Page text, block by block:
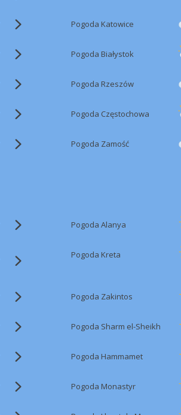
Pogoda Katowice
Pogoda Białystok
Pogoda Rzeszów
Pogoda Częstochowa
Pogoda Zamość
Pogoda Alanya
Pogoda Kreta
Pogoda Zakintos
Pogoda Sharm el-Sheikh
Pogoda Hammamet
Pogoda Monastyr